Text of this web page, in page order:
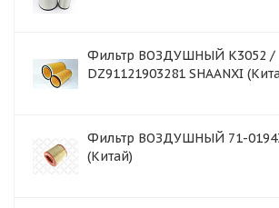
Фильтр ВОЗДУШНЫЙ K3052 /
DZ91121903281 SHAANXI
Фильтр ВОЗДУШНЫЙ 71-
(Китай)